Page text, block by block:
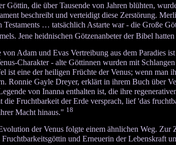
Göttin, die über Tausende von Jahren blühten,
beschreibt und verteidigt diese Zerstörung.
Testaments … tatsächlich Astarte war - die Große
Jene heidnischen Götzenanbeter der Bibel
von Adam und Evas Vertreibung aus dem Paradies
Charakter - alte Göttinnen wurden mit
ist eine der heiligen Früchte der Venus; wenn man
Ronnie Gayle Dreyer, erklärt in ihrem Buch über
von Inanna enthalten ist, die ihre
die Fruchtbarkeit der Erde versprach, lief 'das
Macht hinaus." 18
der Venus folgte einem ähnlichen Weg.
und Erneuerin der Lebenskraft